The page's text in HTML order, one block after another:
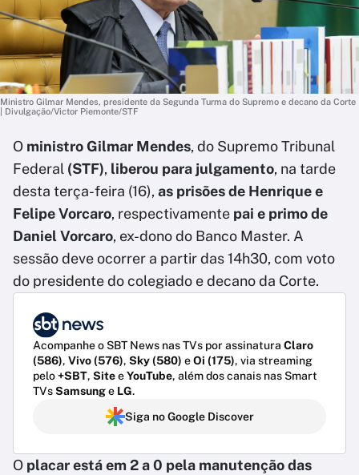
Ministro Gilmar Mendes, presidente da Segunda Turma do Supremo e decano da Corte
| Divulgação/Victor Piemonte/STF
O ministro Gilmar Mendes, do Supremo Tribunal
Federal (STF), liberou para julgamento, na tarde
desta terça-feira (16), as prisões de Henrique e
Felipe Vorcaro, respectivamente pai e primo de
Daniel Vorcaro, ex-dono do Banco Master. A
sessão deve ocorrer a partir das 14h30, com voto
do presidente do colegiado e decano da Corte.
Acompanhe o SBT News nas TVs por assinatura Claro
(586), Vivo (576), Sky (580) eOi (175), via streaming
pelo+SBT, SiteeYouTube, além dos canais nas Smart
TVsSamsunge LG.
Siga no Google Discover
O placar está em 2 a 0 pela manutenção das